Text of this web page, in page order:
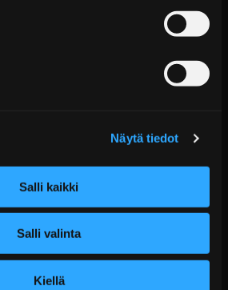
Näytä tiedot
Salli kaikki
Salli valinta
Kiellä
ALV
20 arkipäivää (jälkitoimitus)